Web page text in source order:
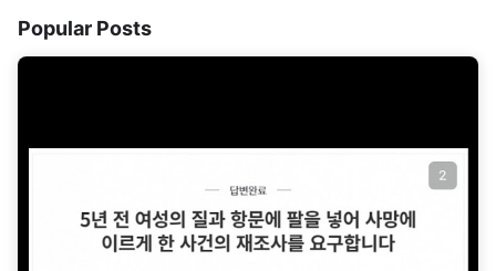
Popular Posts